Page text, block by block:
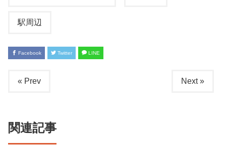
駅周辺
Facebook Twitter LINE
« Prev Next »
関連記事